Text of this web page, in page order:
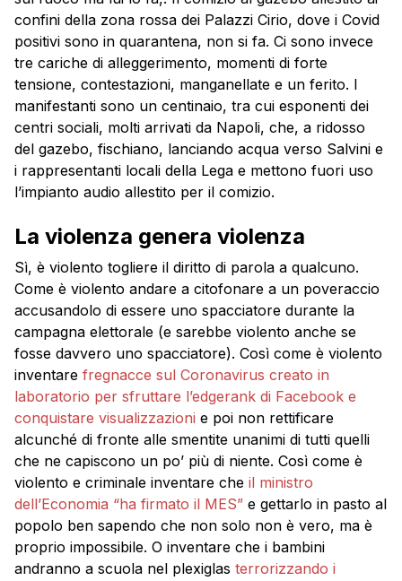
confini della zona rossa dei Palazzi Cirio, dove i Covid
positivi sono in quarantena, non si fa. Ci sono invece
tre cariche di alleggerimento, momenti di forte
tensione, contestazioni, manganellate e un ferito. I
manifestanti sono un centinaio, tra cui esponenti dei
centri sociali, molti arrivati da Napoli, che, a ridosso
del gazebo, fischiano, lanciando acqua verso Salvini e
i rappresentanti locali della Lega e mettono fuori uso
l’impianto audio allestito per il comizio.
La violenza genera violenza
Sì, è violento togliere il diritto di parola a qualcuno.
Come è violento andare a citofonare a un poveraccio
accusandolo di essere uno spacciatore durante la
campagna elettorale (e sarebbe violento anche se
fosse davvero uno spacciatore). Così come è violento
inventare fregnacce sul Coronavirus creato in
laboratorio per sfruttare l’edgerank di Facebook e
conquistare visualizzazioni e poi non rettificare
alcunché di fronte alle smentite unanimi di tutti quelli
che ne capiscono un po’ più di niente. Così come è
violento e criminale inventare che il ministro
dell’Economia “ha firmato il MES” e gettarlo in pasto al
popolo ben sapendo che non solo non è vero, ma è
proprio impossibile. O inventare che i bambini
andranno a scuola nel plexiglas terrorizzando i